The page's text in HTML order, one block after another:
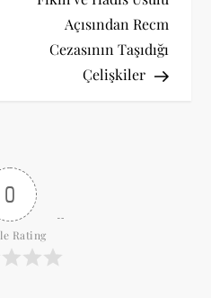
Açısından Recm
Cezasının Taşıdığı
Çelişkiler
0
Rating